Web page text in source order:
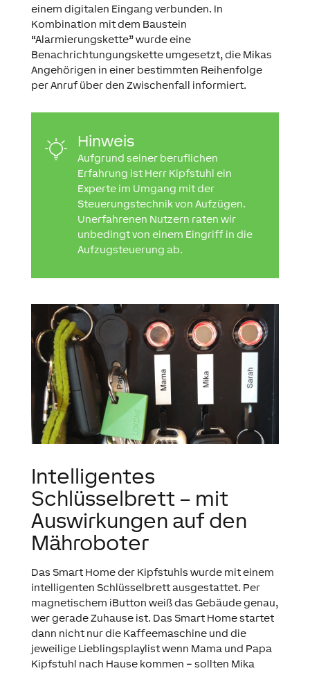
einem digitalen Eingang verbunden. In
Kombination mit dem Baustein
“Alarmierungskette”wurdeeine
Benachrichtungungskette umgesetzt, die Mikas
Angehörigen in einer bestimmten Reihenfolge
per Anruf über den Zwischenfall informiert.
Hinweis
Aufgrund seiner beruflichen
Erfahrung ist Herr Kipfstuhl ein
Experte im Umgang mit der
Steuerungstechnik von Aufzügen.
Unerfahrenen Nutzern raten wir
unbedingt von einem Eingriff in die
Aufzugsteuerung ab.
Intelligentes
Schlüsselbrett – mit
Auswirkungen auf den
Mähroboter
Das Smart Home der Kipfstuhls wurde mit einem
intelligenten Schlüsselbrett ausgestattet. Per
magnetischem iButton weiß das Gebäude genau,
wer gerade Zuhause ist. Das Smart Home startet
dann nicht nur die Kaffeemaschine und die
jeweilige Lieblingsplaylist wenn Mama und Papa
Kipfstuhl nach Hause kommen – sollten Mika